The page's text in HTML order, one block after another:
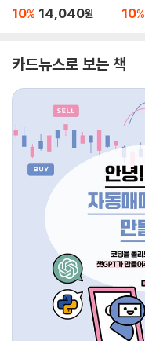
10% 14,040원 10%
카드뉴스로 보는 책